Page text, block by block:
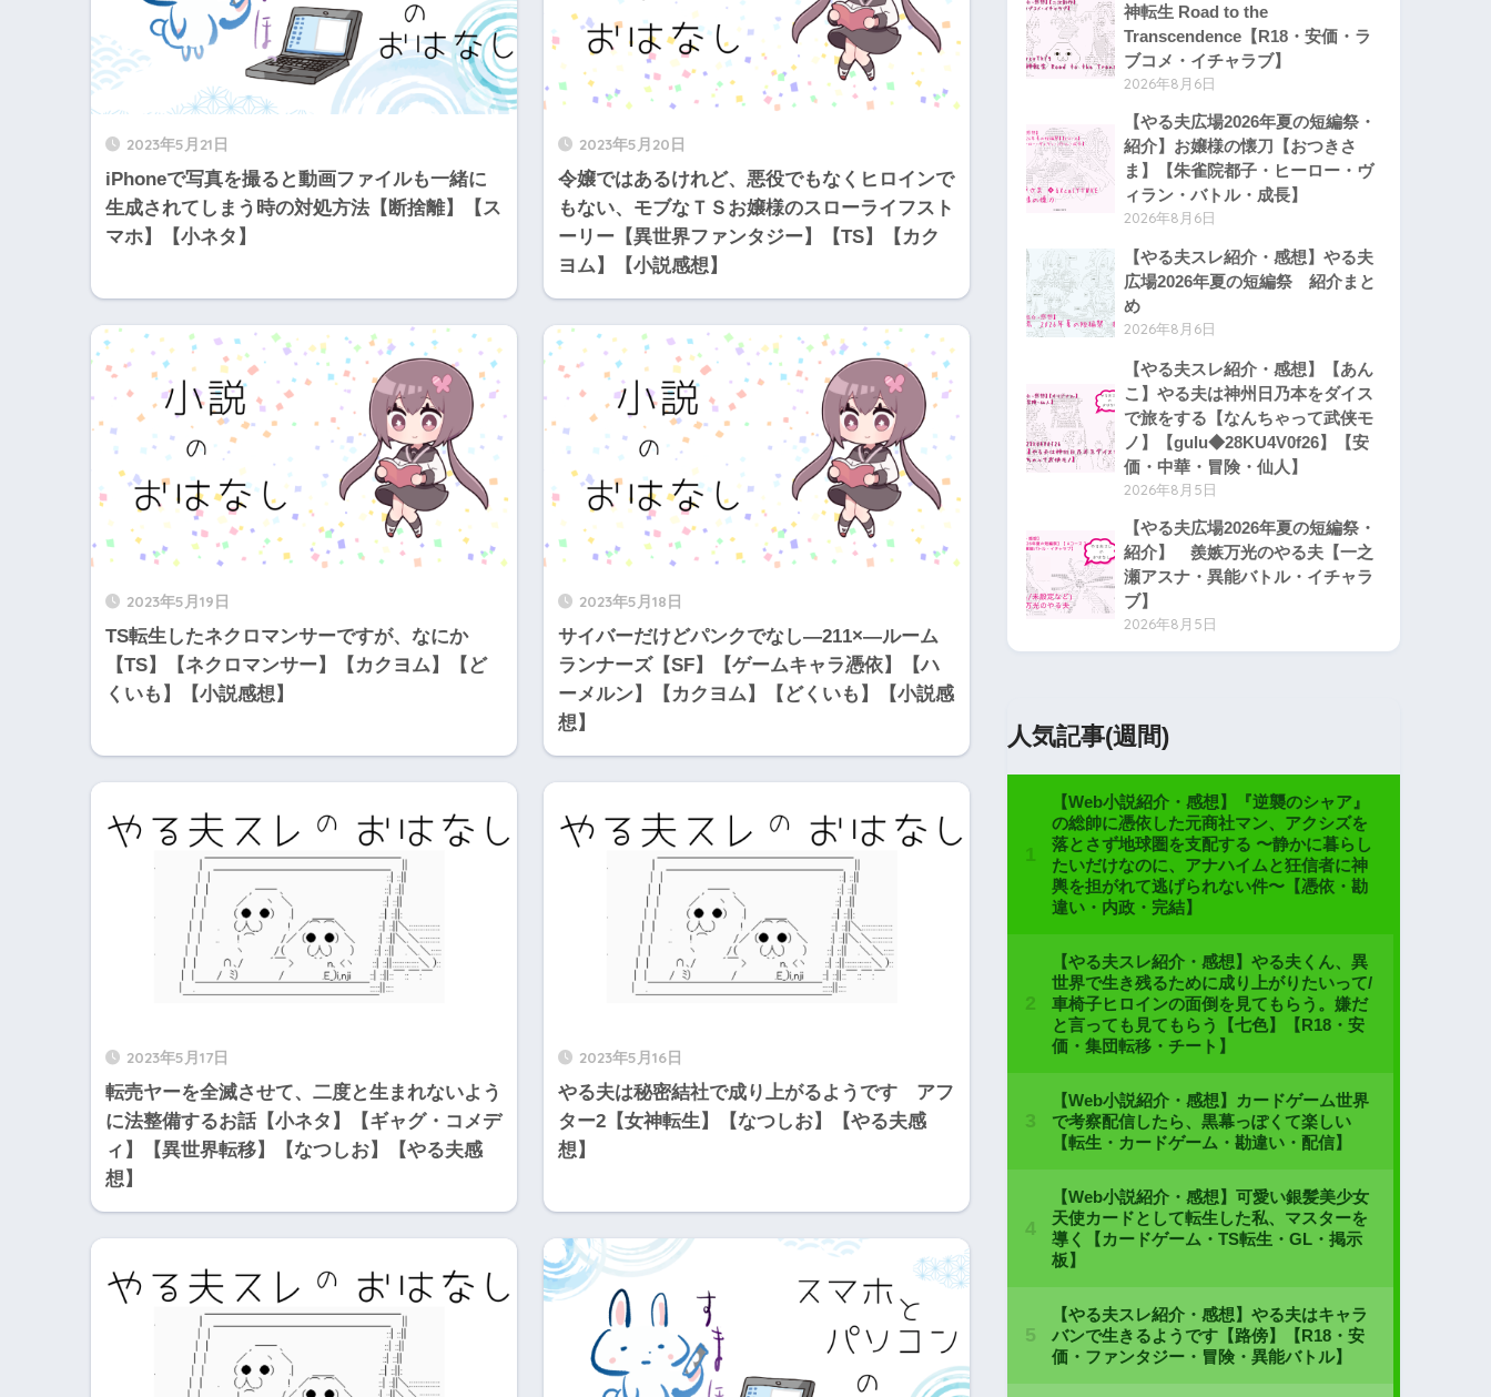
2023年5月21日
iPhoneで写真を撮ると動画ファイルも一緒に
生成されてしまう時の対処方法【断捨離】【ス
マホ】【小ネタ】
2023年5月20日
令嬢ではあるけれど、悪役でもなくヒロインで
もない、モブなＴＳお嬢様のスローライフスト
ーリー【異世界ファンタジー】【TS】【カク
ヨム】【小説感想】
2023年5月19日
TS転生したネクロマンサーですが、なにか
【TS】【ネクロマンサー】【カクヨム】【ど
くいも】【小説感想】
2023年5月18日
サイバーだけどパンクでなし―211×―ルーム
ランナーズ【SF】【ゲームキャラ憑依】【ハ
ーメルン】【カクヨム】【どくいも】【小説感
想】
2023年5月17日
転売ヤーを全滅させて、二度と生まれないよう
に法整備するお話【小ネタ】【ギャグ・コメデ
ィ】【異世界転移】【なつしお】【やる夫感
想】
2023年5月16日
やる夫は秘密結社で成り上がるようです アフ
ター2【女神転生】【なつしお】【やる夫感
想】
神転生 Road to the
Transcendence【R18・安価・ラ
ブコメ・イチャラブ】
2026年8月6日
【やる夫広場2026年夏の短編祭・
紹介】お嬢様の懐刀【おつきさ
ま】【朱雀院都子・ヒーロー・ヴ
ィラン・バトル・成長】
2026年8月6日
【やる夫スレ紹介・感想】やる夫
広場2026年夏の短編祭 紹介まと
め
2026年8月6日
【やる夫スレ紹介・感想】【あん
こ】やる夫は神州日乃本をダイス
で旅をする【なんちゃって武侠モ
ノ】【gulu◆28KU4V0f26】【安
価・中華・冒険・仙人】
2026年8月5日
【やる夫広場2026年夏の短編祭・
紹介】 羨嫉万光のやる夫【一之
瀬アスナ・異能バトル・イチャラ
ブ】
2026年8月5日
人気記事(週間)